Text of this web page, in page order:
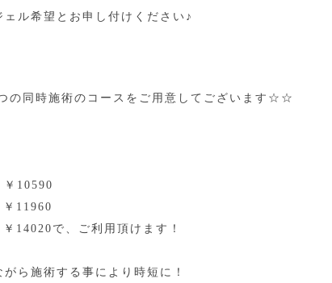
ル希望とお申し付けください♪
同時施術のコースをご用意してございます☆☆
で、ご利用頂けます！
ら施術する事により時短に！